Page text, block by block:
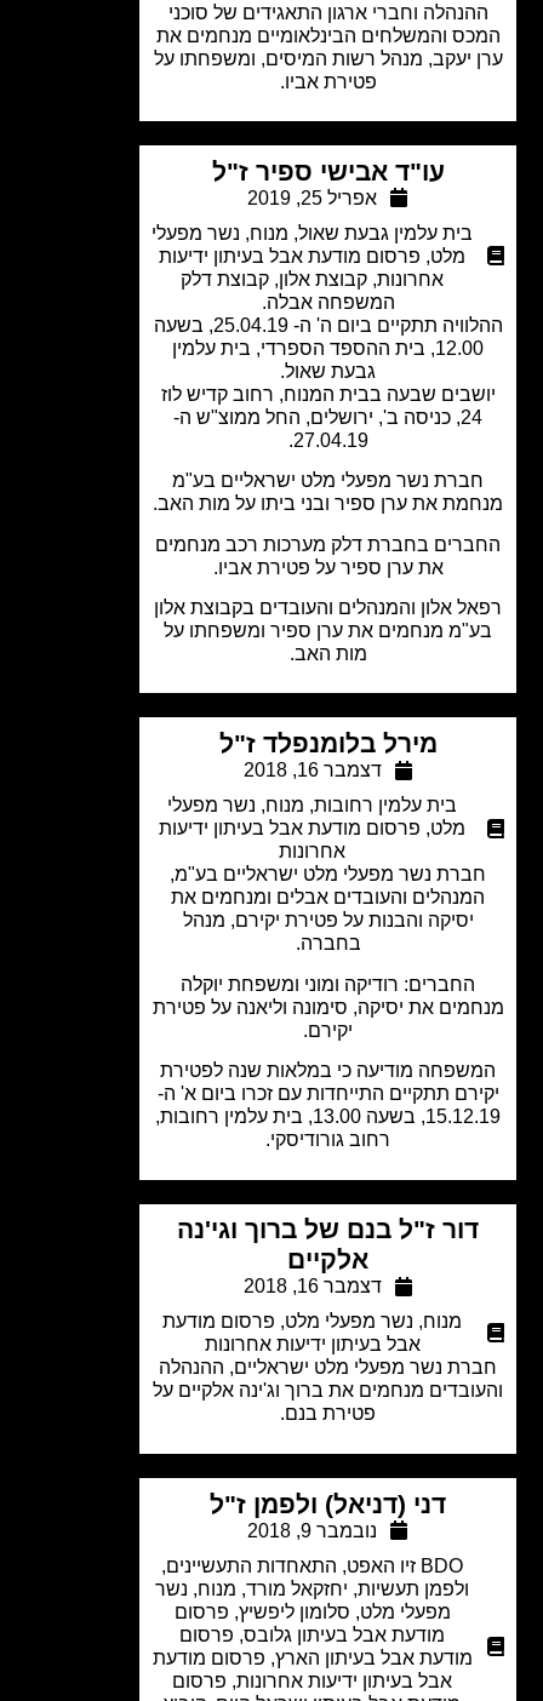
וחברי ארגון התאגידים של סוכני
והמשלחים הבינלאומיים מנחמים את
יעקב, מנהל רשות המיסים, ומשפחתו על
פטירת אביו.
עו"ד אבישי ספיר ז"ל
אפריל 25, 2019
בית עלמין גבעת שאול,מנוח,נשר מפעלי
מלט,
פרסום מודעת אבל בעיתון ידיעות
אחרונות,קבוצת אלון,קבוצת דלק
המשפחה אבלה.
ההלוויה תתקיים ביום ה' ה- 25.04.19, בשעה
12.00, בית ההספד הספרדי, בית עלמין
גבעת שאול.
שבעה בבית המנוח, רחוב קדיש לוז
24, כניסה ב', ירושלים, החל ממוצ"ש ה-
27.04.19.
נשר מפעלי מלט ישראליים בע"מ
את ערן ספיר ובני ביתו על מות האב.
בחברת דלק מערכות רכב מנחמים
את ערן ספיר על פטירת אביו.
אלון והמנהלים והעובדים בקבוצת אלון
מנחמים את ערן ספיר ומשפחתו על
מות האב.
מירל בלומנפלד ז"ל
דצמבר 16, 2018
בית עלמין רחובות ,מנוח,נשר מפעלי
מלט,
פרסום מודעת אבל בעיתון ידיעות
אחרונות
נשר מפעלי מלט ישראליים בע"מ,
והעובדים אבלים ומנחמים את
יסיקה והבנות על פטירת יקירם, מנהל
בחברה.
החברים: רודיקה ומוני ומשפחת יוקלה
את יסיקה, סימונה וליאנה על פטירת
מודיעה כי במלאות שנה לפטירת
תתקיים התייחדות עם זכרו ביום א' ה-
15.12.19, בשעה 13.00, בית עלמין רחובות,
רחוב גורודיסקי.
דור ז"ל בנם של ברוך וגי'נה
אלקיים
דצמבר 16, 2018
מנוח
נשר מפעלי מלט,פרסום מודעת
אבל בעיתון ידיעות אחרונות
נשר מפעלי מלט ישראליים, ההנהלה
מנחמים את ברוך וג'ינה אלקיים על
פטירת בנם.
דני (דניאל) ולפמן ז"ל
נובמבר 9, 2018
, התאחדות התעשיינים,
ולפמן תעשיות ,יחזקאל מורד,מנוח,נשר
מפעלי מלט,סלומון ליפשיץ,פרסום
מודעת אבל בעיתון גלובס, פרסום
מודעת אבל בעיתון הארץ,פרסום מודעת
אבל בעיתון ידיעות אחרונות,פרסום